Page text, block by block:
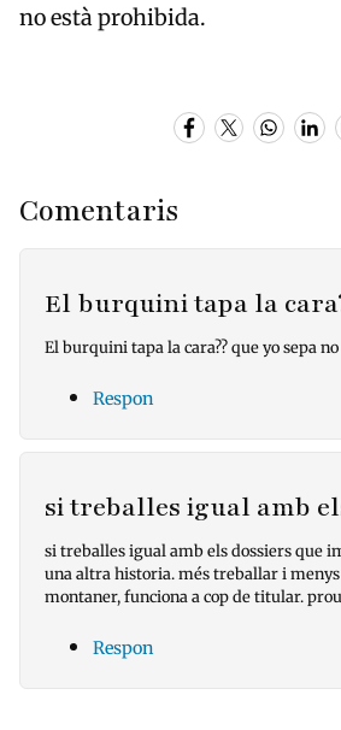
no està prohibida.
Comentaris
El burquini tapa la
El burquini tapa la cara?? que yo sepa no
Respon
si treballes igual amb
si treballes igual amb els dossiers que
una altra historia. més treballar i
montaner, funciona a cop de titular.
Respon